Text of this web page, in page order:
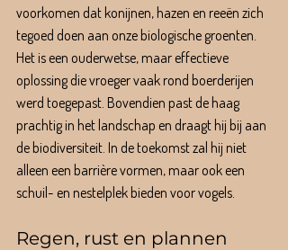
voorkomen dat konijnen, hazen en reeën zich
tegoed doen aan onze biologische groenten.
Het is een ouderwetse, maar effectieve
oplossing die vroeger vaak rond boerderijen
werd toegepast. Bovendien past de haag
prachtig in het landschap en draagt hij bij aan
de biodiversiteit. In de toekomst zal hij niet
alleen een barrière vormen, maar ook een
schuil- en nestelplek bieden voor vogels.
Regen, rust en plannen